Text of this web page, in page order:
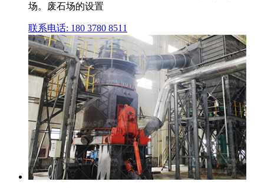
场。废石场的设置
联系电话: 180 3780 8511